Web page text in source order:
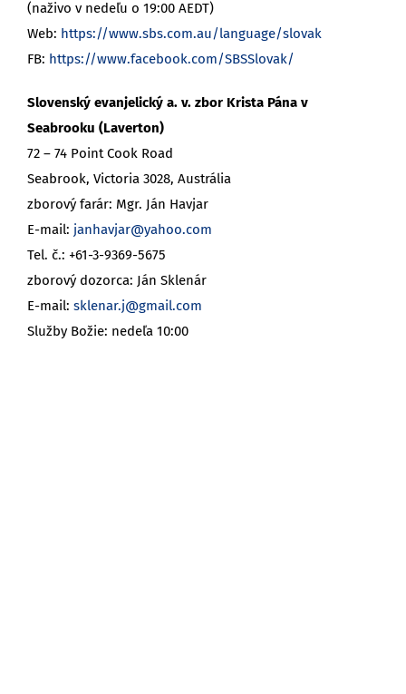
(naživo v nedeľu o 19:00 AEDT)
Web: https://www.sbs.com.au/language/slovak
FB: https://www.facebook.com/SBSSlovak/
Slovenský evanjelický a. v. zbor Krista Pána v
Seabrooku (Laverton)
72 – 74 Point Cook Road
Seabrook, Victoria 3028, Austrália
zborový farár: Mgr. Ján Havjar
E-mail: janhavjar@yahoo.com
Tel. č.: +61-3-9369-5675
zborový dozorca: Ján Sklenár
E-mail: sklenar.j@gmail.com
Služby Božie: nedeľa 10:00